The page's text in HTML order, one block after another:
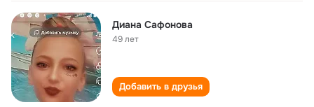
Диана Сафонова
49 лет
Добавить в друзья